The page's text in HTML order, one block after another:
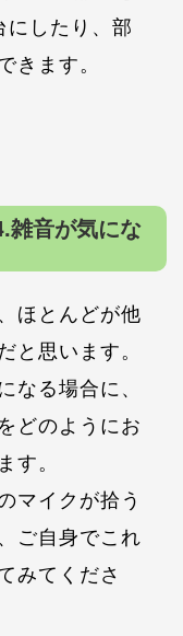
したり、部
きます。
雑音が気にな
ほとんどが他
思います。
なる場合に、
どのようにお
。
マイクが拾う
ご自身でこれ
みてくださ